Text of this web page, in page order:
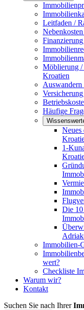
Leitfaden /
Möblierung
Kroatien
Auswandern
Häufige
Neues
1-
Die 10
Immobilien-
wert?
Checkliste
Warum wir?
Kontakt
Suchen Sie nach Ihrer